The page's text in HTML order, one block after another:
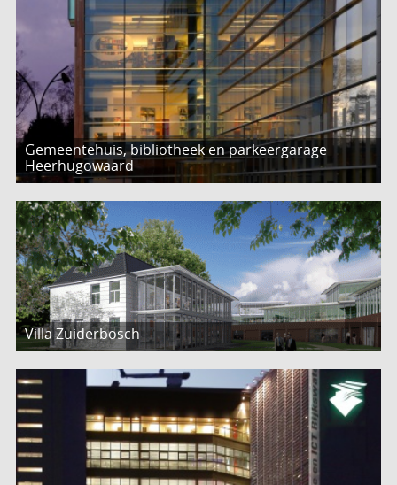
Gemeentehuis, bibliotheek en parkeergarage
Heerhugowaard
Villa Zuiderbosch